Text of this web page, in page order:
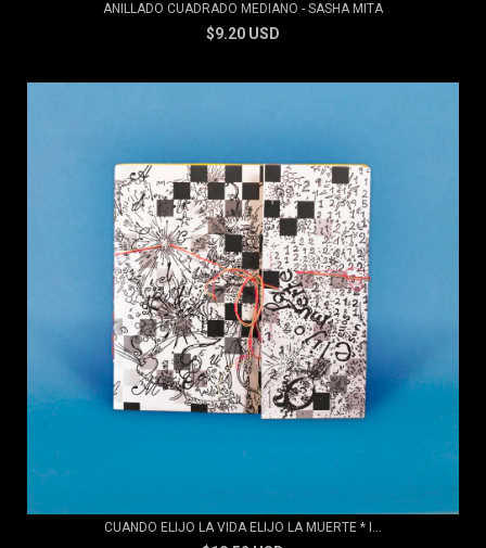
ANILLADO CUADRADO MEDIANO - SASHA MITA
$9.20 USD
CUANDO ELIJO LA VIDA ELIJO LA MUERTE * I...